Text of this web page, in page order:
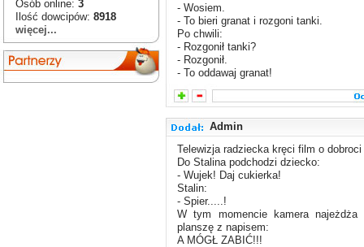
Osób online: 3
Ilość dowcipów: 8918
więcej...
- Wosiem.
- To bieri granat i rozgoni tanki.
Po chwili:
- Rozgonił tanki?
- Rozgonił.
- To oddawaj granat!
Admin
Telewizja radziecka kręci film o
Do Stalina podchodzi dziecko:
- Wujek! Daj cukierka!
Stalin:
- Spier.....!
W tym momencie kamera najeżdża
planszę z napisem:
A MÓGŁ ZABIĆ!!!